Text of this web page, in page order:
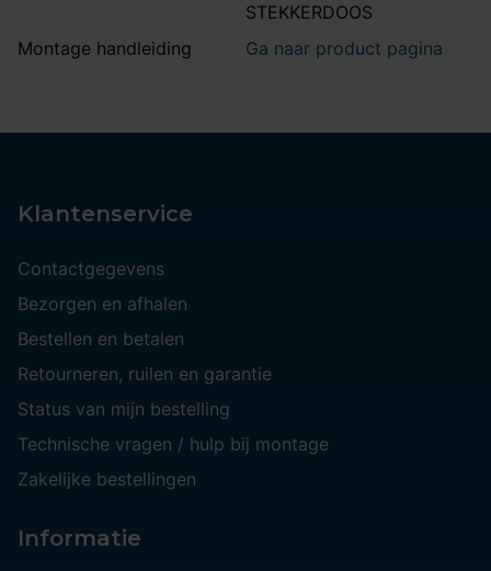
STEKKERDOOS
Montage handleiding
Ga naar product pagina
Klantenservice
Contactgegevens
Bezorgen en afhalen
Bestellen en betalen
Retourneren, ruilen en garantie
Status van mijn bestelling
Technische vragen / hulp bij montage
Zakelijke bestellingen
Informatie